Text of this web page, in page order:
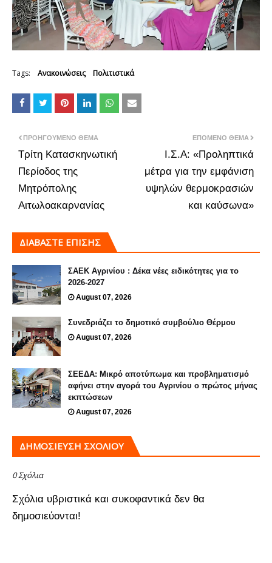
Tags: Ανακοινώσεις Πολιτιστικά
ΕΠΌΜΕΝΟ ΘΈΜΑ
Ι.Σ.Α: «Προληπτικά
μέτρα για την εμφάνιση
υψηλών θερμοκρασιών
και καύσωνα»
ΠΡΟΗΓΟΎΜΕΝΟ ΘΈΜΑ
Τρίτη Κατασκηνωτική
Περίοδος της
Μητρόπολης
Αιτωλοακαρνανίας
ΔΙΑΒΑΣΤΕ ΕΠΙΣΗΣ
ΣΑΕΚ Αγρινίου : Δέκα νέες ειδικότητες για το
2026-2027
August 07, 2026
Συνεδριάζει το δημοτικό συμβούλιο Θέρμου
August 07, 2026
ΣΕΕΔΑ: Μικρό αποτύπωμα και προβληματισμό
αφήνει στην αγορά του Αγρινίου ο πρώτος μήνας
εκπτώσεων
August 07, 2026
ΔΗΜΟΣΊΕΥΣΗ ΣΧΟΛΊΟΥ
0 Σχόλια
Σχόλια υβριστικά και συκοφαντικά δεν θα
δημοσιεύονται!